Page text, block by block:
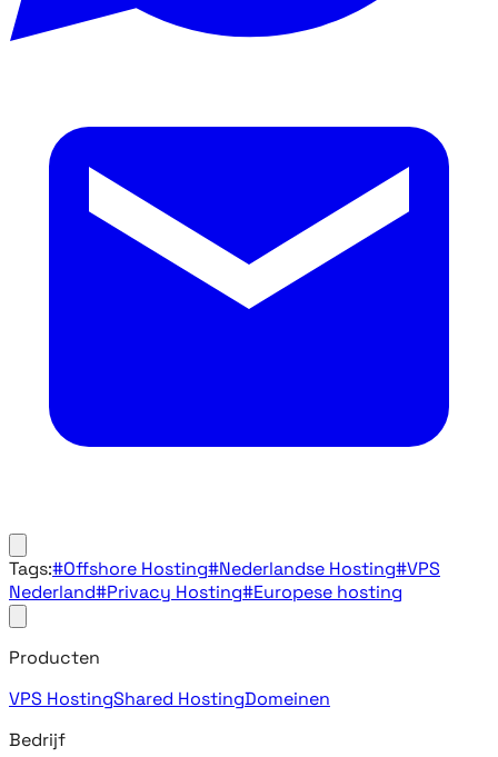
Tags:#Offshore Hosting#Nederlandse Hosting#VPS
Nederland#Privacy Hosting#Europese hosting
Producten
VPS HostingShared HostingDomeinen
Bedrijf